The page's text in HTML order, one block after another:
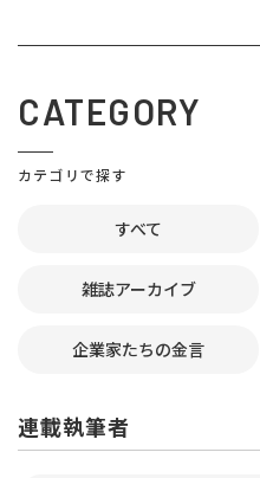
CATEGORY
カテゴリで探す
すべて
雑誌アーカイブ
企業家たちの金言
連載執筆者